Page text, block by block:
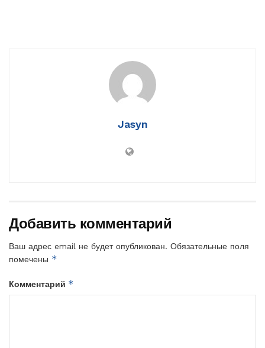
Jasyn
Добавить комментарий
Ваш адрес email не будет опубликован. Обязательные поля
помечены *
Комментарий *